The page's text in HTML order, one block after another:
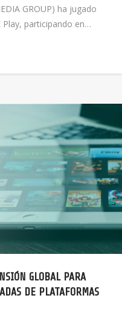
GROUP) ha jugado
Play, participando en…
GLOBAL PARA
DE PLATAFORMAS